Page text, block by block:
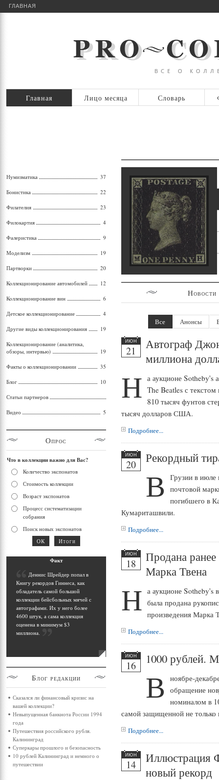
ГЛАВНАЯ
Главная Лицо месяца Словарь
Новости
Все Анонсы
ИЮН
21
Автограф
миллиона
Н а аукционе Sotheby's
The Beatles с
810 тысяч фунтов
тысяч долларов США.
Подробнее...
ИЮН
20 Рекордный
В
Грузии в июле
почтовой
погибшего в
Кумариташвили.
Подробнее...
ИЮН
18
Продана ранее
Марка Твена
Н а аукционе Sotheby's
была продана
произведения Марка
Подробнее...
ИЮН
16 1000 рублей.
В
ноябре-
обращение
номиналом в
самой защищенной не
Подробнее...
ИЮН
14
Иллюстрация
новый рекорд
Нумизматика 37
Бонистика 22
Филателия 23
Филокартия 4
Фалеристика 9
Моделизм 19
Партворки 20
Коллекционирование автомобилей 12
Коллекционирование вин 6
Детское коллекционирование 4
Другие виды коллекционирования 19
Коллекционирование (аналитика,
обзоры, интервью)
19
Факты о коллекционировании 35
Блог 10
Статьи партнеров
Видео 5
Опрос
Что в коллекции важно для Вас?
Количество экспонатов
Стоимость коллекции
Возраст экспонатов
Процесс систематизации
собрания
Поиск новых экспонатов
Факт
Деннис Шрейдер попал в
Книгу рекордов Гиннеса, как
обладатель самой большой
коллекции бейсбольных мячей с
автографами. Их у него более
4600 штук, а сама коллекция
оценена в минимум $3
миллиона.
Блог редакции
Сказался ли финансовый кризис на
вашей коллекции?
Невыпущенная банкнота России 1994
года
Путешествия российского рубля.
Калининград
Суперкары прошлого и безопасность
10 рублей Калининград и немного о
путешествии